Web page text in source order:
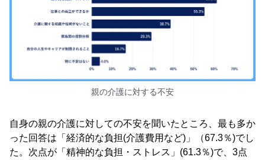
親の介護に対する不安
自身の親の介護に対しての不安を聞いたところ、最も多か
った回答は「経済的な負担(介護費用など)」（67.3％)でし
た。次点が「精神的な負担・ストレス」(61.3％)で、3点